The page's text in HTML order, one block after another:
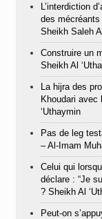
L’interdiction
des
Sheikh Saleh
Construire un
Sheikh Al
La hijra des
Khoudari avec
‘Uthaymin
Pas de leg
– Al-Imam
Celui qui
déclare : “Je
? Sheikh Al
Peut-on